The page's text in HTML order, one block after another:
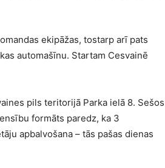
ekipāžas, tostarp arī pats
automašīnu. Startam Cesvainē
pils teritorijā Parka ielā 8. Sešos
formāts paredz, ka 3
apbalvošana – tās pašas dienas